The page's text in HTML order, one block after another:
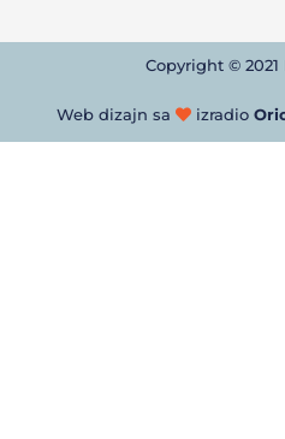
Copyright © 2021
Web dizajn sa izradio